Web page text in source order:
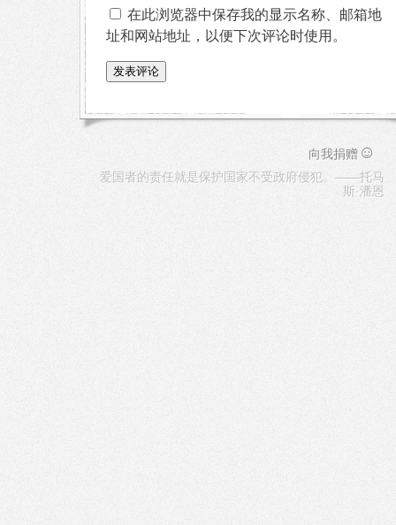
在此浏览器中保存我的显示名称、邮箱地
址和网站地址，以便下次评论时使用。
向我捐赠 ☺
爱国者的责任就是保护国家不受政府侵犯。——托马
斯·潘恩